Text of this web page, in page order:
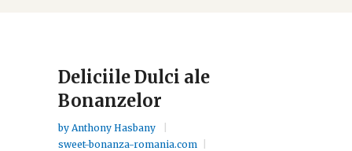
Deliciile Dulci ale
Bonanzelor
by Anthony Hasbany
sweet-bonanza-romania.com